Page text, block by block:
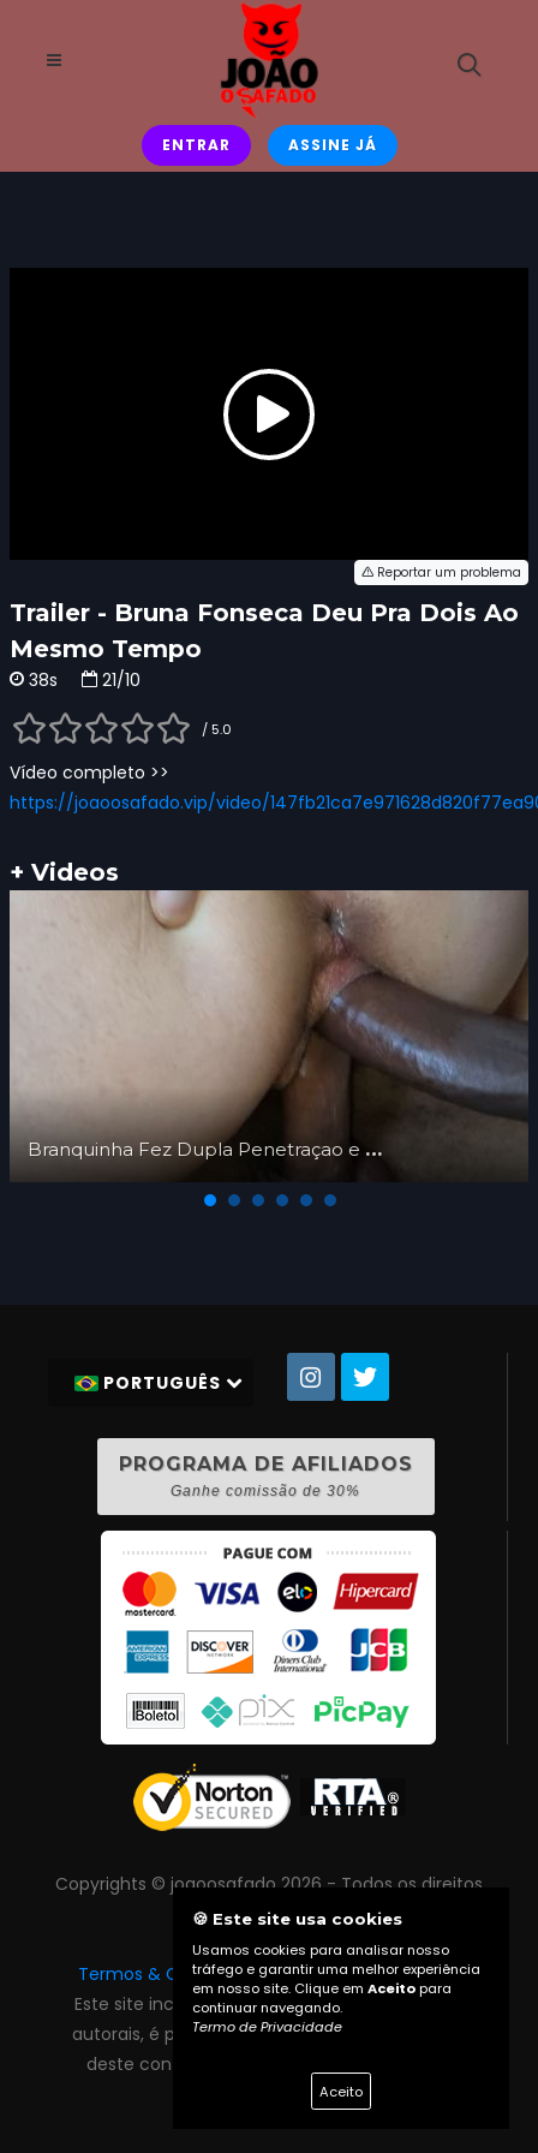
ENTRAR ASSINE JÁ
Reportar um problema
Trailer - Bruna Fonseca Deu Pra Dois Ao
Mesmo Tempo
38s 21/10
/ 5.0
Vídeo completo >>
https://joaoosafado.vip/video/
+ Videos
Branquinha Fez Dupla Penetraçao e os dois gozou juntos dentro
PORTUGUÊS
PROGRAMA DE AFILIADOS
Ganhe comissão de 30%
Copyrights © joaoosafado 2026 - Todos os direitos
reservados
Termos & Condições |Política de Privacidade
Este site inclui conteúdo protegido por direitos
autorais, é proibida reprodução total ou parcial
deste conteúdo sem autorização prévia do
proprietário do site.
🍪 Este site usa cookies
Usamos cookies para analisar nosso
tráfego e garantir uma melhor experiência
em nosso site. Clique em Aceitopara
continuar navegando.
Termo de Privacidade
Aceito